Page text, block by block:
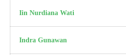
Iin Nurdiana Wati
Indra Gunawan